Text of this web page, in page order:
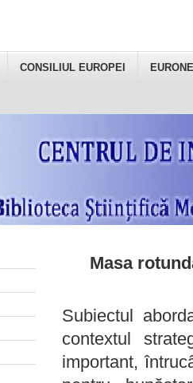
CONSILIUL EUROPEI
Masa
Subiectul
contextul
important,